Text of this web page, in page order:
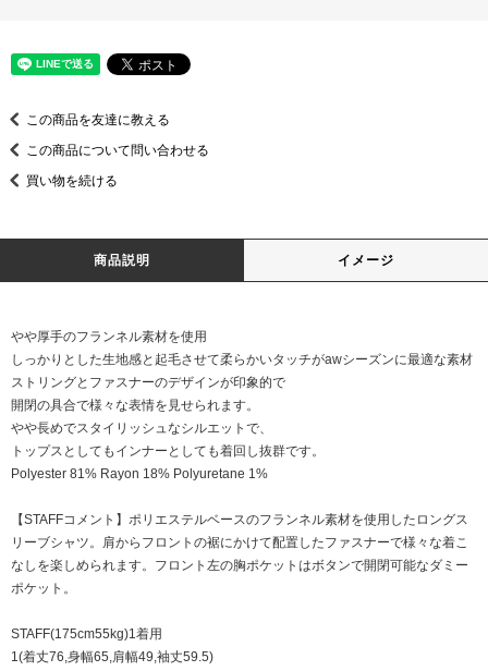
この商品を友達に教える
この商品について問い合わせる
買い物を続ける
商品説明 イメージ
やや厚手のフランネル素材を使用
しっかりとした生地感と起毛させて柔らかいタッチがawシーズンに最適な素材
ストリングとファスナーのデザインが印象的で
開閉の具合で様々な表情を見せられます。
やや長めでスタイリッシュなシルエットで、
トップスとしてもインナーとしても着回し抜群です。
Polyester 81% Rayon 18% Polyuretane 1%
【STAFFコメント】ポリエステルベースのフランネル素材を使用したロングス
リーブシャツ。肩からフロントの裾にかけて配置したファスナーで様々な着こ
なしを楽しめられます。フロント左の胸ポケットはボタンで開閉可能なダミー
ポケット。
STAFF(175cm55kg)1着用
1(着丈76,身幅65,肩幅49,袖丈59.5)